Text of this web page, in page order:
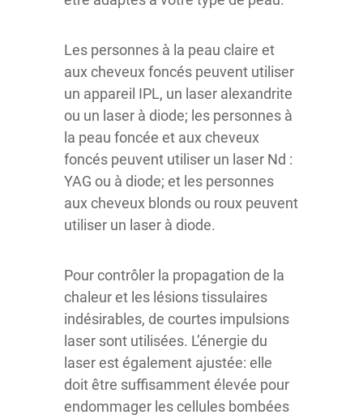
Les personnes à la peau claire et
aux cheveux foncés peuvent utiliser
un appareil IPL, un laser alexandrite
ou un laser à diode; les personnes à
la peau foncée et aux cheveux
foncés peuvent utiliser un laser Nd :
YAG ou à diode; et les personnes
aux cheveux blonds ou roux peuvent
utiliser un laser à diode.
Pour contrôler la propagation de la
chaleur et les lésions tissulaires
indésirables, de courtes impulsions
laser sont utilisées. L’énergie du
laser est également ajustée: elle
doit être suffisamment élevée pour
endommager les cellules bombées